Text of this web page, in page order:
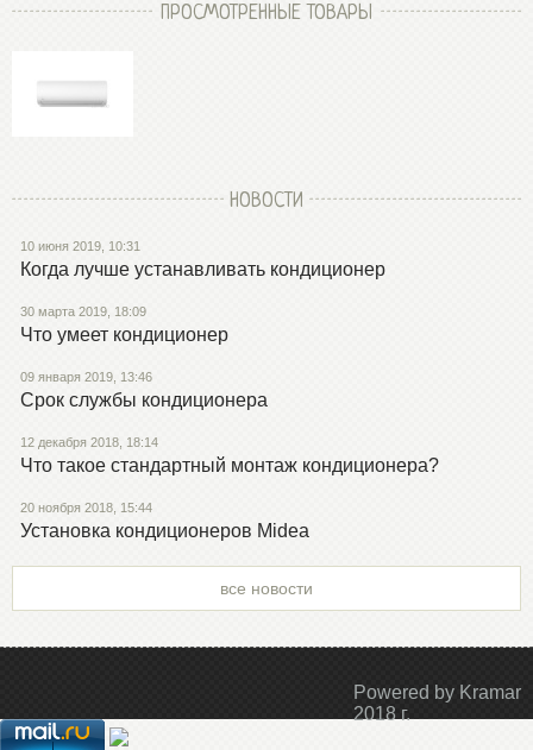
ПРОСМОТРЕННЫЕ ТОВАРЫ
НОВОСТИ
10 июня 2019, 10:31
Когда лучше устанавливать кондиционер
30 марта 2019, 18:09
Что умеет кондиционер
09 января 2019, 13:46
Срок службы кондиционера
12 декабря 2018, 18:14
Что такое стандартный монтаж кондиционера?
20 ноября 2018, 15:44
Установка кондиционеров Midea
все новости
Powered by Kramar
2018 г.